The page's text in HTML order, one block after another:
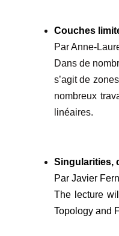
Couches
Par Anne-
Dans de
s’agit de
nombreux
linéaires.
Singularities,
Par Javier
The lecture
Topology and